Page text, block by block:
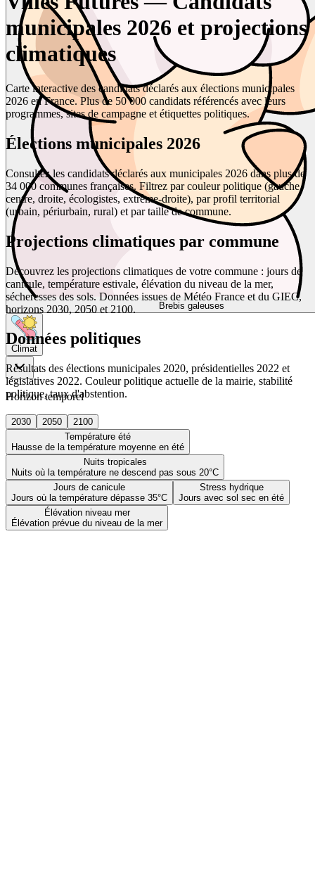
Brebis galeuses
Climat
Horizon temporel
2030 2050
2100
Température été
Hausse de la température moyenne en été
Nuits tropicales
Nuits où la température ne descend pas sous 20°C
Jours de canicule
Jours où la température dépasse 35°C
Stress hydrique
Jours avec sol sec en été
Élévation niveau mer
Élévation prévue du niveau de la mer
municipales 2026 et projections
climatiques
Carte interactive des candidats déclarés aux élections municipales
2026 en France. Plus de 50 000 candidats référencés avec leurs
programmes, sites de campagne et étiquettes politiques.
Élections municipales 2026
Consultez les candidats déclarés aux municipales 2026 dans plus de
34 000 communes françaises. Filtrez par couleur politique (gauche,
centre, droite, écologistes, extrême-droite), par profil territorial
(urbain, périurbain, rural) et par taille de commune.
Projections climatiques par commune
Découvrez les projections climatiques de votre commune : jours de
canicule, température estivale, élévation du niveau de la mer,
sécheresses des sols. Données issues de Météo France et du GIEC,
horizons 2030, 2050 et 2100.
Données politiques
Résultats des élections municipales 2020, présidentielles 2022 et
législatives 2022. Couleur politique actuelle de la mairie, stabilité
politique, taux d'abstention.